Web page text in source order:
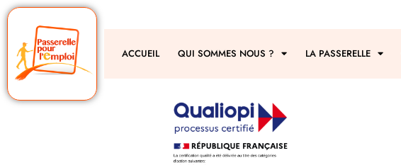
ACCUEIL QUI SOMMES NOUS ? LA PASSERELLE